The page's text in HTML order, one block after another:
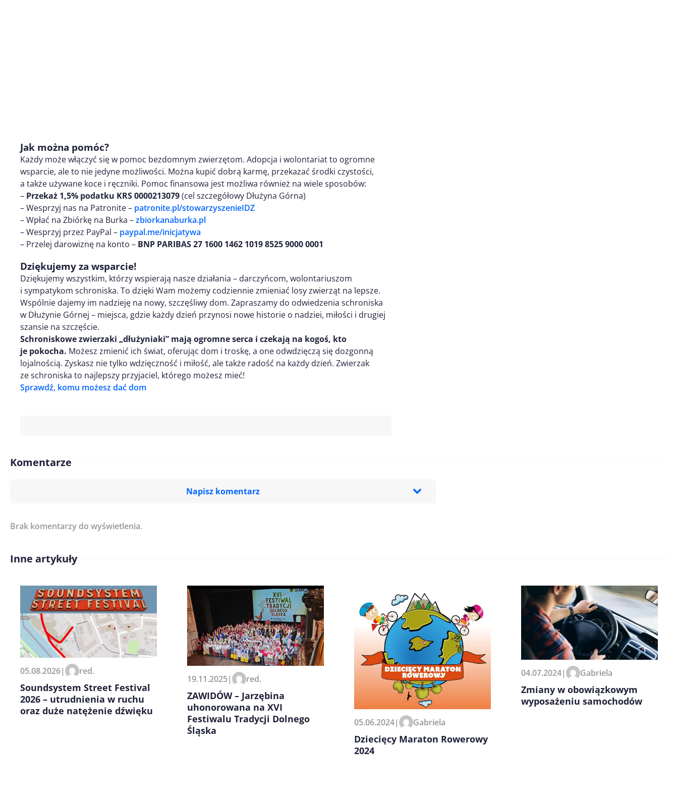
Jak można pomóc?
Każdy może włączyć się w pomoc bezdomnym zwierzętom. Adopcja i wolontariat to ogromne
wsparcie, ale to nie jedyne możliwości. Można kupić dobrą karmę, przekazać środki czystości,
a także używane koce i ręczniki. Pomoc finansowa jest możliwa również na wiele sposobów:
– Przekaż 1,5% podatku KRS 0000213079(cel szczegółowy Dłużyna Górna)
– Wesprzyj nas na Patronite – patronite.pl/stowarzyszenieIDZ
– Wpłać na Zbiórkę na Burka –zbiorkanaburka.pl
– Wesprzyj przez PayPal – paypal.me/inicjatywa
– Przelej darowiznę na konto – BNP PARIBAS 27 1600 1462 1019 8525 9000 0001
Dziękujemy za wsparcie!
Dziękujemy wszystkim, którzy wspierają nasze działania – darczyńcom, wolontariuszom
i sympatykom schroniska. To dzięki Wam możemy codziennie zmieniać losy zwierząt na lepsze.
Wspólnie dajemy im nadzieję na nowy, szczęśliwy dom. Zapraszamy do odwiedzenia schroniska
w Dłużynie Górnej – miejsca, gdzie każdy dzień przynosi nowe historie o nadziei, miłości i drugiej
szansie na szczęście.
Schroniskowe zwierzaki „dłużyniaki” mają ogromne serca i czekają na kogoś, kto
je pokocha. Możesz zmienić ich świat, oferując dom i troskę, a one odwdzięczą się dozgonną
lojalnością. Zyskasz nie tylko wdzięczność i miłość, ale także radość na każdy dzień. Zwierzak
ze schroniska to najlepszy przyjaciel, którego możesz mieć!
Sprawdź, komu możesz dać dom
Komentarze
Napisz komentarz
Imię/ Nick*
Zapamiętaj moje dane w tej przeglądarce podczas pisania
kolejnych komentarzy.
Brak komentarzy do wyświetlenia.
Inne artykuły
05.08.2026| red.
Soundsystem Street Festival
2026 – utrudnienia w ruchu
oraz duże natężenie dźwięku
19.11.2025| red.
ZAWIDÓW – Jarzębina
uhonorowana na XVI
Festiwalu Tradycji Dolnego
Śląska
05.06.2024| Gabriela
Dziecięcy Maraton Rowerowy
2024
04.07.2024| Gabriela
Zmiany w obowiązkowym
wyposażeniu samochodów